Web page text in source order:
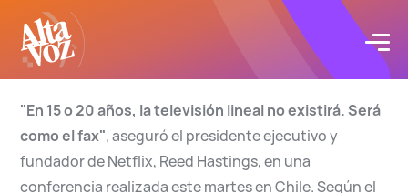
Click acá para ir directamente al contenido
Proyectos
Servicios
"En 15 o 20 años, la televisión lineal no existirá. Será
como el fax", aseguró el presidente ejecutivo y
fundador de Netflix, Reed Hastings, en una
conferencia realizada este martes en Chile. Según el